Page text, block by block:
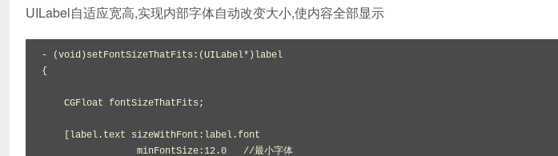
UILabel自适应宽高,实现内部字体自动改变大小,使内容全部显示
- (void)setFontSizeThatFits:(UILabel*)label
{